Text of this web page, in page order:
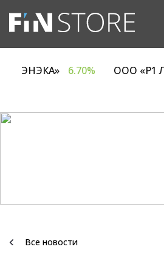
«ЭНЭКА» 6.70% ООО «Р1
Все новости